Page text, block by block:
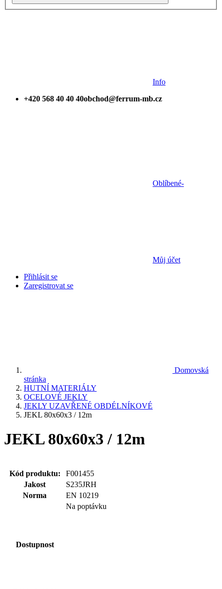
Info
+420 568 40 40 40obchod@ferrum-mb.cz
Oblíbené-
Můj účet
Přihlásit se
Zaregistrovat se
Domovská
stránka
HUTNÍ MATERIÁLY
OCELOVÉ JEKLY
JEKLY UZAVŘENÉ OBDÉLNÍKOVÉ
JEKL 80x60x3 / 12m
JEKL 80x60x3 / 12m
Kód produktu:
F001455
Jakost
S235JRH
Norma
EN 10219
Dostupnost
Na poptávku